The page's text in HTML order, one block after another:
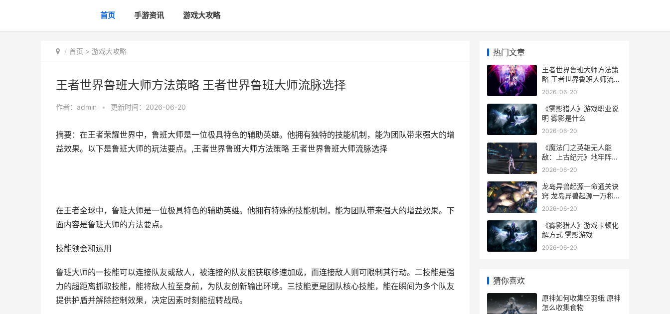
首页 手游资讯 游戏大攻略
首页 > 游戏大攻略
王者世界鲁班大师方法策略 王者世界鲁班大师流脉选择
作者： admin • 更新时间：2026-06-20
摘要：在王者荣耀世界中，鲁班大师是一位极具特色的辅助英雄。他拥有独特的技能机制，能为团队带来强大的增
益效果。以下是鲁班大师的玩法要点。,王者世界鲁班大师方法策略 王者世界鲁班大师流脉选择
在王者全球中，鲁班大师是一位极具特色的辅助英雄。他拥有特殊的技能机制，能为团队带来强大的增益效果。下
面内容是鲁班大师的方法要点。
技能领会和运用
鲁班大师的一技能可以连接队友或敌人，被连接的队友能获取移速加成，而连接敌人则可限制其行动。二技能是强
力的超距离抓取技能，能将敌人拉至身前，为队友创新输出环境。三技能更是团队核心技能，能在瞬间为多个队友
提供护盾并解除控制效果，决定因素时刻能扭转战局。
热门文章
王者世界鲁班大师方法策
略 王者世界鲁班大师流脉
选择
2026-06-20
《雾影猎人》游戏职业说
明 雾影是什么
2026-06-20
《魔法门之英雄无人能
敌：上古纪元》地牢阵营
新人指导 魔法门之英雄无
2026-06-20
龙岛异兽起源一命通关诀
窍 龙岛异兽起源一万积分
等于多少钱
2026-06-20
《雾影猎人》游戏卡顿化
解方式 雾影游戏
2026-06-20
猜你喜欢
原神如何收集空羽蛾 原神
怎么收集食物